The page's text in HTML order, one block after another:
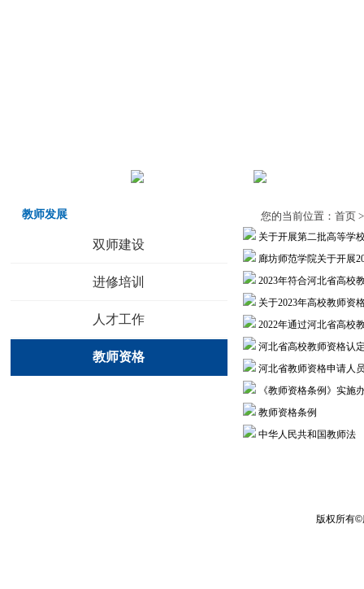
教师发展
双师建设
进修培训
人才工作
教师资格
您的当前位置： 首页
关于开展第二批高等学
廊坊师范学院关于开展
2023年符合河北省高校
关于2023年高校教师资
2022年通过河北省高校
河北省高校教师资格认
河北省教师资格申请人
《教师资格条例》实施
教师资格条例
中华人民共和国教师法
版权所有©